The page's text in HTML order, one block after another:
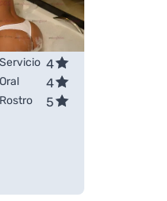
Servicio 4
Oral 4
Rostro 5